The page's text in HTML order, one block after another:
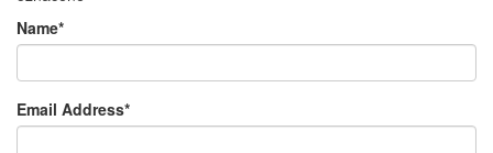
Name*
Email Address*